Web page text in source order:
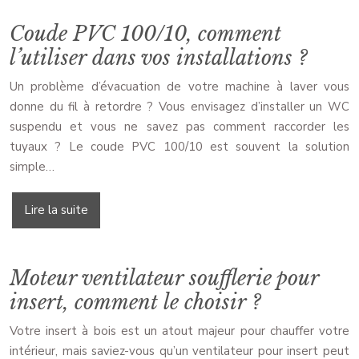
Coude PVC 100/10, comment
l’utiliser dans vos installations ?
Un problème d’évacuation de votre machine à laver vous
donne du fil à retordre ? Vous envisagez d’installer un WC
suspendu et vous ne savez pas comment raccorder les
tuyaux ? Le coude PVC 100/10 est souvent la solution
simple…
Lire la suite
Moteur ventilateur soufflerie pour
insert, comment le choisir ?
Votre insert à bois est un atout majeur pour chauffer votre
intérieur, mais saviez-vous qu’un ventilateur pour insert peut